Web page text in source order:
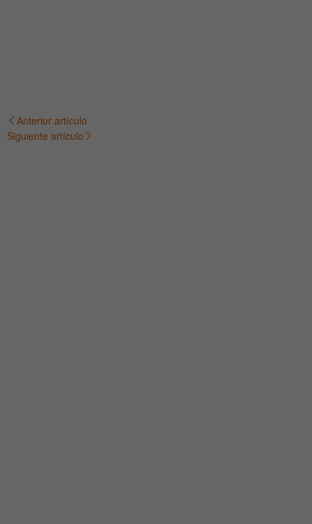
Navegación
Anterior artículo
Siguiente artículo